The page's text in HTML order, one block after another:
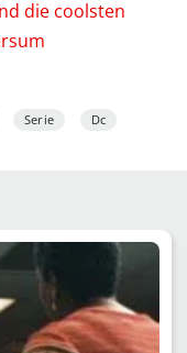
die coolsten
Serie Dc